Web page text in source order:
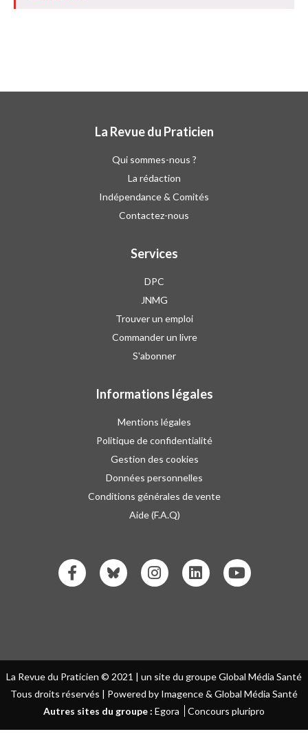
La Revue du Praticien
Qui sommes-nous ?
La rédaction
Indépendance & Comités
Contactez-nous
Services
DPC
JNMG
Trouver un emploi
Commander un livre
S'abonner
Informations légales
Mentions légales
Politique de confidentialité
Gestion des cookies
Données personnelles
Conditions générales de vente
Aide (F.A.Q)
La Revue du Praticien © 2021 | un site du groupe Global Média Santé
Tous droits réservés | Powered by Imagence & Global Média Santé
Autres sites du groupe : Egora Concours pluripro